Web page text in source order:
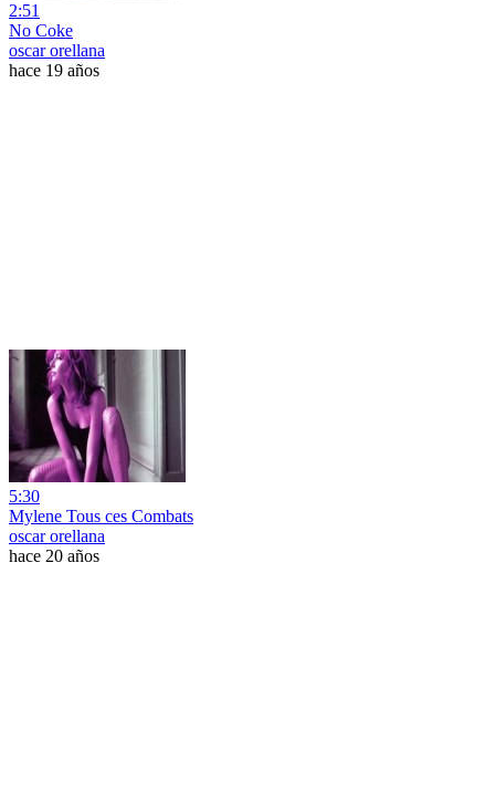
2:51
No Coke
oscar orellana
hace 19 años
5:30
Mylene Tous ces Combats
oscar orellana
hace 20 años